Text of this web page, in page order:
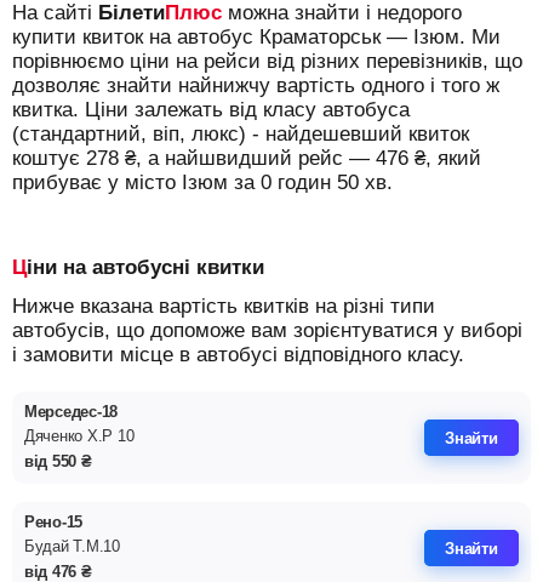
На сайті БілетиПлюс можна знайти і недорого
купити квиток на автобус Краматорськ — Ізюм. Ми
порівнюємо ціни на рейси від різних перевізників, що
дозволяє знайти найнижчу вартість одного і того ж
квитка. Ціни залежать від класу автобуса
(стандартний, віп, люкс) - найдешевший квиток
коштує 278 ₴, а найшвидший рейс — 476 ₴, який
прибуває у місто Ізюм за 0 годин 50 хв.
Ціни на автобусні квитки
Нижче вказана вартість квитків на різні типи
автобусів, що допоможе вам зорієнтуватися у виборі
і замовити місце в автобусі відповідного класу.
Мерседес-18
Дяченко Х.Р 10
від 550 ₴
Знайти
Рено-15
Будай Т.М.10
від 476 ₴
Знайти